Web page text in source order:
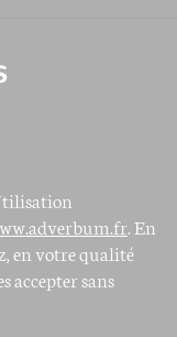
. En
en votre qualité
accepter sans